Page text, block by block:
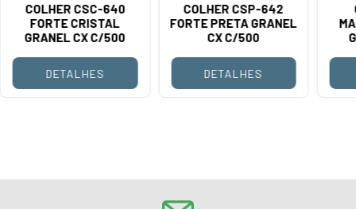
COLHER CSC-640
FORTE CRISTAL
GRANEL CX C/500
DETALHES
COLHER CSP-642
FORTE PRETA GRANEL
CX C/500
DETALHES